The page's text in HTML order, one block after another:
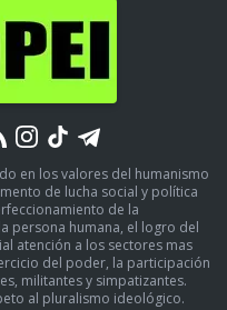
en los valores del humanismo
de lucha social y política
de la
persona humana, el logro del
atención a los sectores mas
del poder, la participación
militantes y simpatizantes.
al pluralismo ideológico.